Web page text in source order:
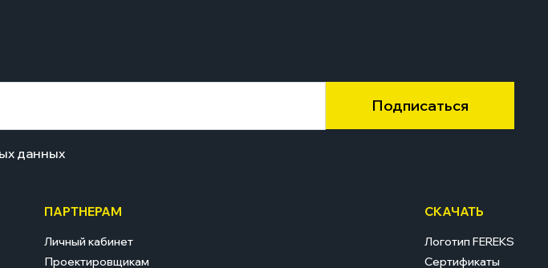
данных
Подписаться
ПАРТНЕРАМ
Личный кабинет
Проектировщикам
СКАЧАТЬ
Логотип FEREKS
Сертификаты